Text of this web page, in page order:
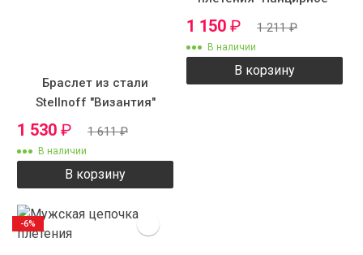
Браслет из стали
Stellnoff "Византия"
1 530 ₽ 1 611₽
В наличии
В корзину
1 150 ₽ 1 211₽
В наличии
В корзину
-6%